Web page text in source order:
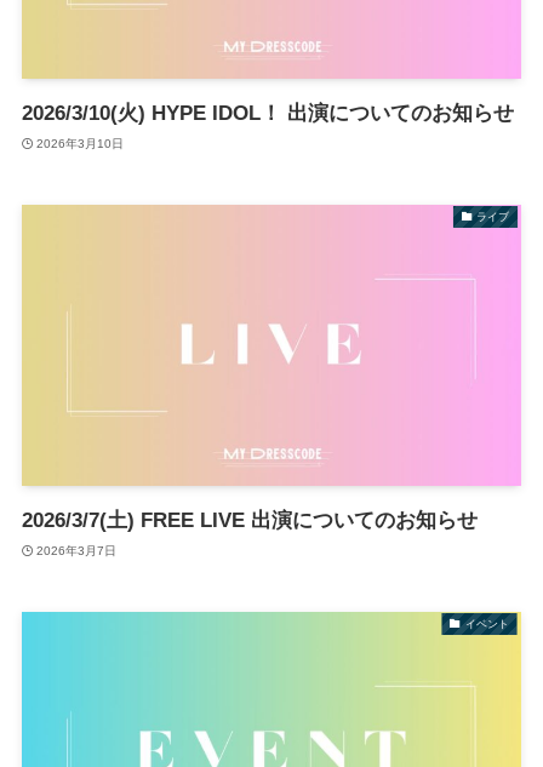
2026/3/10(火) HYPE IDOL！ 出演についてのお知らせ
2026年3月10日
ライブ
2026/3/7(土) FREE LIVE 出演についてのお知らせ
2026年3月7日
イベント